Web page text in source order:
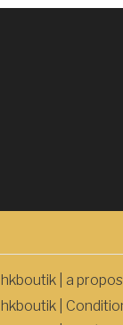
hkboutik | a propos
hkboutik |